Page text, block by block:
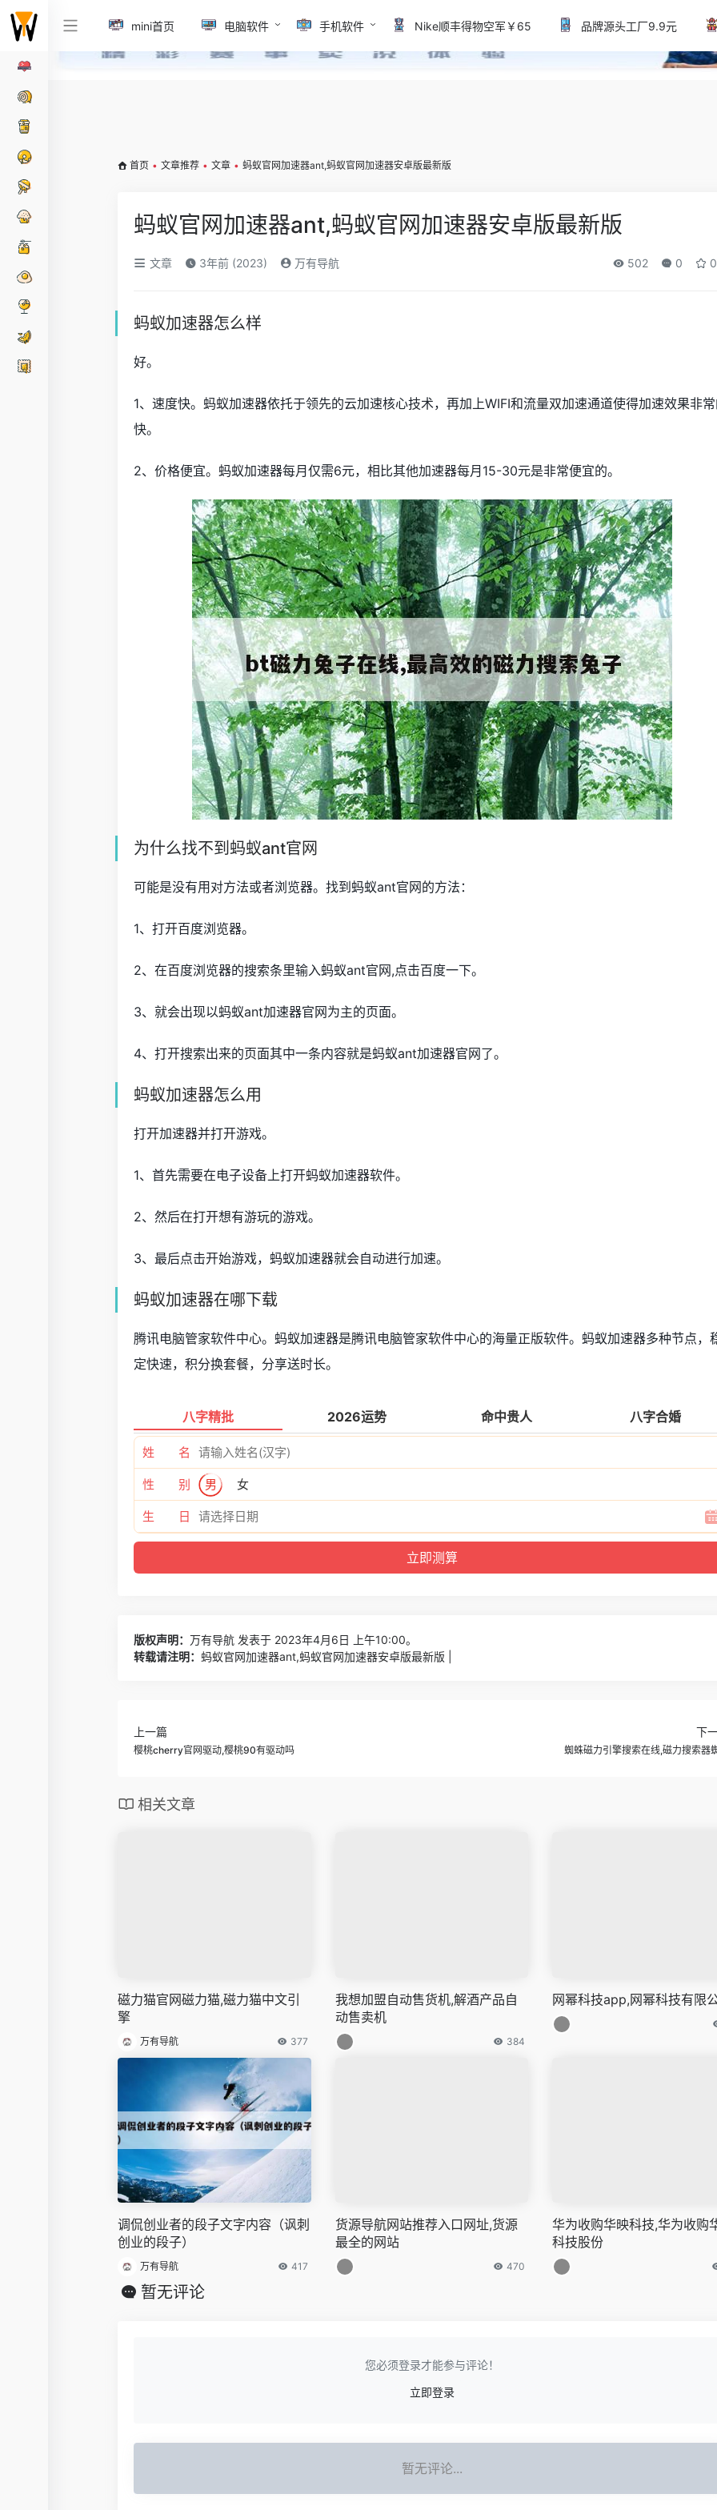
mini首页 电脑软件 手机软件 Nike顺丰得物空军￥65 品牌源头工厂9.9元
首页 • 文章推荐 • 文章 • 蚂蚁官网加速器ant,蚂蚁官网加速器安卓版最新版
蚂蚁官网加速器ant,蚂蚁官网加速器安卓版最新版
文章 3年前 (2023) 万有导航 502 0 0
蚂蚁加速器怎么样
好。
1、速度快。蚂蚁加速器依托于领先的云加速核心技术，再加上WIFI和流量双加速通道使得加速效果非
快。
2、价格便宜。蚂蚁加速器每月仅需6元，相比其他加速器每月15-30元是非常便宜的。
为什么找不到蚂蚁ant官网
可能是没有用对方法或者浏览器。找到蚂蚁ant官网的方法：
1、打开百度浏览器。
2、在百度浏览器的搜索条里输入蚂蚁ant官网,点击百度一下。
3、就会出现以蚂蚁ant加速器官网为主的页面。
4、打开搜索出来的页面其中一条内容就是蚂蚁ant加速器官网了。
蚂蚁加速器怎么用
打开加速器并打开游戏。
1、首先需要在电子设备上打开蚂蚁加速器软件。
2、然后在打开想有游玩的游戏。
3、最后点击开始游戏，蚂蚁加速器就会自动进行加速。
蚂蚁加速器在哪下载
腾讯电脑管家软件中心。蚂蚁加速器是腾讯电脑管家软件中心的海量正版软件。蚂蚁加速器多种节点，
定快速，积分换套餐，分享送时长。
八字精批 2026运势 命中贵人 八字合婚
姓 名
性 别 男 女
生 日
版权声明： 万有导航 发表于 2023年4月6日 上午10:00。
转载请注明： 蚂蚁官网加速器ant,蚂蚁官网加速器安卓版最新版 |
上一篇
樱桃cherry官网驱动,樱桃90有驱动吗
下
蜘蛛磁力引擎搜索在线,磁力搜索器
相关文章
磁力猫官网磁力猫,磁力猫中文引
擎
万有导航 377
我想加盟自动售货机,解酒产品自
动售卖机
384
网幂科技app,网幂科技有限
调侃创业者的段子文字内容（讽刺
创业的段子）
万有导航 417
货源导航网站推荐入口网址,货源
最全的网站
470
华为收购华映科技,华为收购
科技股份
暂无评论
您必须登录才能参与评论！
立即登录
暂无评论...